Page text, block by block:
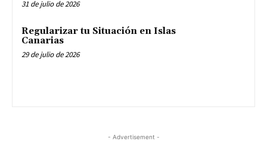
31 de julio de 2026
Regularizar tu Situación en Islas
Canarias
29 de julio de 2026
- Advertisement -